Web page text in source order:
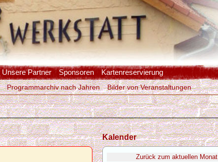
Unsere Partner Sponsoren Kartenreservierung
Programmarchiv nach Jahren Bilder von Veranstaltungen
Kalender
Zurück zum aktuellen Monat